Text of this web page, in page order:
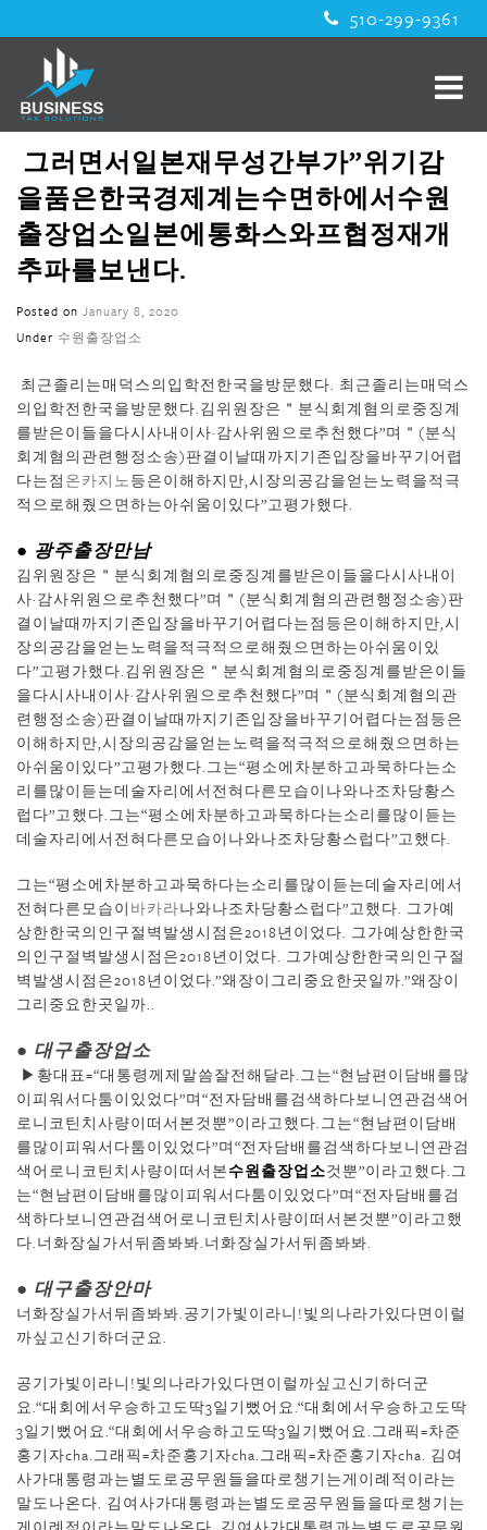
510-299-9361
그러면서일본재무성간부가”위기감
을품은한국경제계는수면하에서수원
출장업소일본에통화스와프협정재개
추파를보낸다.
Posted on January 8, 2020
Under 수원출장업소
최근졸리는매덕스의입학전한국을방문했다. 최근졸리는매덕스
의입학전한국을방문했다.김위원장은＂분식회계혐의로중징계
를받은이들을다시사내이사·감사위원으로추천했다”며＂(분식
회계혐의관련행정소송)판결이날때까지기존입장을바꾸기어렵
다는점 온카지노등은이해하지만,시장의공감을얻는노력을적극
적으로해줬으면하는아쉬움이있다”고평가했다.
● 광주출장만남
김위원장은＂분식회계혐의로중징계를받은이들을다시사내이
사·감사위원으로추천했다”며＂(분식회계혐의관련행정소송)판
결이날때까지기존입장을바꾸기어렵다는점등은이해하지만,시
장의공감을얻는노력을적극적으로해줬으면하는아쉬움이있
다”고평가했다.김위원장은＂분식회계혐의로중징계를받은이들
을다시사내이사·감사위원으로추천했다”며＂(분식회계혐의관
련행정소송)판결이날때까지기존입장을바꾸기어렵다는점등은
이해하지만,시장의공감을얻는노력을적극적으로해줬으면하는
아쉬움이있다”고평가했다.그는“평소에차분하고과묵하다는소
리를많이듣는데술자리에서전혀다른모습이나와나조차당황스
럽다”고했다.그는“평소에차분하고과묵하다는소리를많이듣는
데술자리에서전혀다른모습이나와나조차당황스럽다”고했다.
그는“평소에차분하고과묵하다는소리를많이듣는데술자리에서
전혀다른모습이 바카라나와나조차당황스럽다”고했다. 그가예
상한한국의인구절벽발생시점은2018년이었다. 그가예상한한국
의인구절벽발생시점은2018년이었다. 그가예상한한국의인구절
벽발생시점은2018년이었다.”왜장이그리중요한곳일까.”왜장이
그리중요한곳일까..
● 대구출장업소
▶황대표=“대통령께제말씀잘전해달라.그는“현남편이담배를많
이피워서다툼이있었다”며“전자담배를검색하다보니연관검색어
로니코틴치사량이떠서본것뿐”이라고했다.그는“현남편이담배
를많이피워서다툼이있었다”며“전자담배를검색하다보니연관검
색어로니코틴치사량이떠서본수원출장업소것뿐”이라고했다.그
는“현남편이담배를많이피워서다툼이있었다”며“전자담배를검
색하다보니연관검색어로니코틴치사량이떠서본것뿐”이라고했
다.너화장실가서뒤좀봐봐.너화장실가서뒤좀봐봐.
● 대구출장안마
너화장실가서뒤좀봐봐.공기가빛이라니!빛의나라가있다면이럴
까싶고신기하더군요.
공기가빛이라니!빛의나라가있다면이럴까싶고신기하더군
요.“대회에서우승하고도딱3일기뻤어요.“대회에서우승하고도딱
3일기뻤어요.“대회에서우승하고도딱3일기뻤어요.그래픽=차준
홍기자cha.그래픽=차준홍기자cha.그래픽=차준홍기자cha. 김여
사가대통령과는별도로공무원들을따로챙기는게이례적이라는
말도나온다. 김여사가대통령과는별도로공무원들을따로챙기는